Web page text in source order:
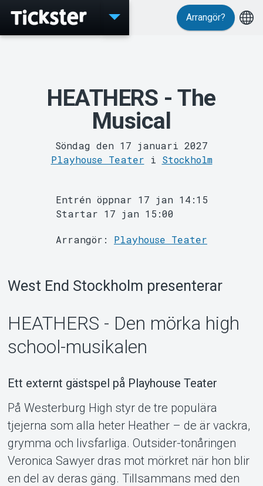
Evenemang
Arrangör?
HEATHERS - The
Musical
Söndag den 17 januari 2027
Playhouse Teater i Stockholm
Entrén öppnar 17 jan 14:15
Startar 17 jan 15:00
Arrangör: Playhouse Teater
West End Stockholm presenterar
HEATHERS - Den mörka high
school-musikalen
Ett externt gästspel på Playhouse Teater
På Westerburg High styr de tre populära
tjejerna som alla heter Heather – de är vackra,
grymma och livsfarliga. Outsider-tonåringen
Veronica Sawyer dras mot mörkret när hon blir
en del av deras gäng. Tillsammans med den